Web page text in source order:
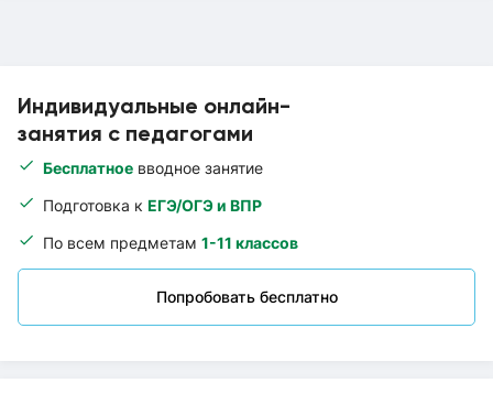
Индивидуальные онлайн-
занятия с педагогами
Бесплатное вводное занятие
Подготовка к ЕГЭ/ОГЭ и ВПР
По всем предметам 1-11 классов
Попробовать бесплатно